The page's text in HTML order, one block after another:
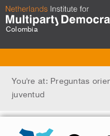
Colombia
You're at: Preguntas
juventud